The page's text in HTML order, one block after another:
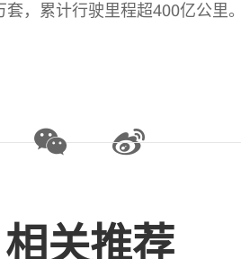
，累计行驶里程超400亿公里。
相关推荐